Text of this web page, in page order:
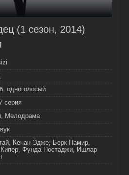
(1 сезон, 2014)
одноголосый
серия
Мелодрама
Кенан Эдже, Берк Памир,
Фунда Постаджи, Ишлар